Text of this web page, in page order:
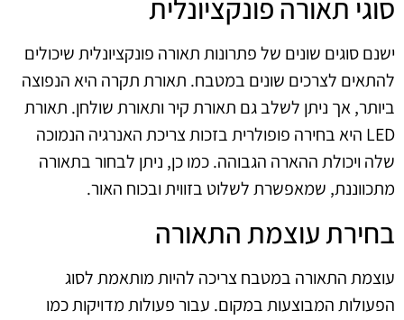
סוגי תאורה פונקציונלית
ישנם סוגים שונים של פתרונות תאורה פונקציונלית שיכולים
להתאים לצרכים שונים במטבח. תאורת תקרה היא הנפוצה
ביותר, אך ניתן לשלב גם תאורת קיר ותאורת שולחן. תאורת
LED היא בחירה פופולרית בזכות צריכת האנרגיה הנמוכה
שלה ויכולת ההארה הגבוהה. כמו כן, ניתן לבחור בתאורה
מתכווננת, שמאפשרת לשלוט בזווית ובכוח האור.
בחירת עוצמת התאורה
עוצמת התאורה במטבח צריכה להיות מותאמת לסוג
הפעולות המבוצעות במקום. עבור פעולות מדויקות כמו